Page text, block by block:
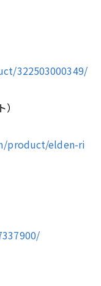
322503000349/
product/elden-ri